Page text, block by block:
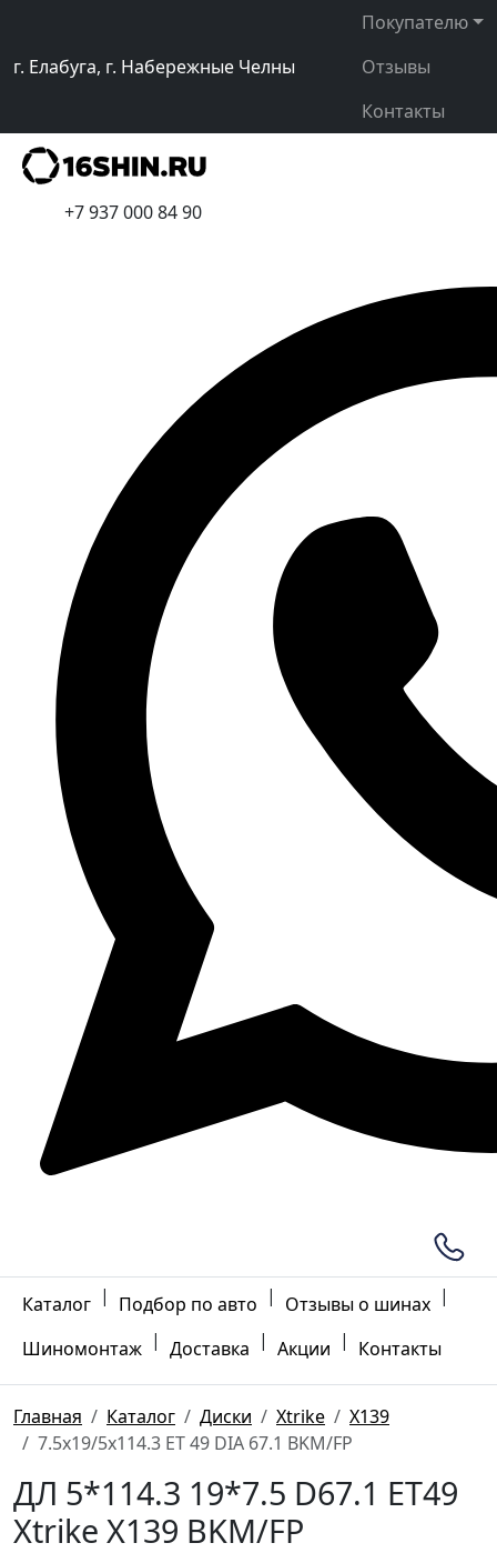
г. Елабуга, г. Набережные Челны
Покупателю
Отзывы
Контакты
+7 937 000 84 90
Каталог | Подбор по авто | Отзывы о шинах |
Шиномонтаж | Доставка | Акции | Контакты
Главная Каталог Диски Xtrike
X139
7.5x19/5x114.3 ET 49 DIA 67.1 BKM/FP
ДЛ 5*114.3 19*7.5 D67.1 ET49
Xtrike X139 BKM/FP